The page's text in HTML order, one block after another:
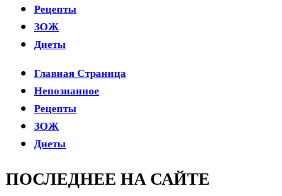
Рецепты
ЗОЖ
Диеты
Главная Страница
Непознанное
Рецепты
ЗОЖ
Диеты
ПОСЛЕДНЕЕ НА САЙТЕ